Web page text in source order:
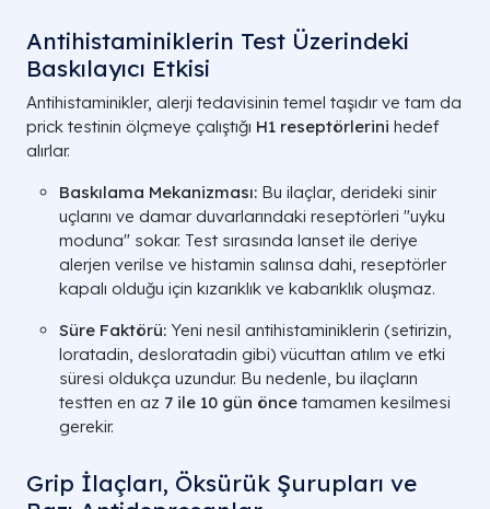
Antihistaminiklerin Test Üzerindeki
Baskılayıcı Etkisi
Antihistaminikler, alerji tedavisinin temel taşıdır ve tam da
prick testinin ölçmeye çalıştığı H1 reseptörlerini hedef
alırlar.
Baskılama Mekanizması: Bu ilaçlar, derideki sinir
uçlarını ve damar duvarlarındaki reseptörleri "uyku
moduna" sokar. Test sırasında lanset ile deriye
alerjen verilse ve histamin salınsa dahi, reseptörler
kapalı olduğu için kızarıklık ve kabarıklık oluşmaz.
Süre Faktörü: Yeni nesil antihistaminiklerin (setirizin,
loratadin, desloratadin gibi) vücuttan atılım ve etki
süresi oldukça uzundur. Bu nedenle, bu ilaçların
testten en az 7 ile 10 gün önce tamamen kesilmesi
gerekir.
Grip İlaçları, Öksürük Şurupları ve